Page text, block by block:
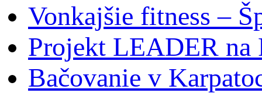
Vonkajšie fitness –
Projekt LEADER na
Bačovanie v